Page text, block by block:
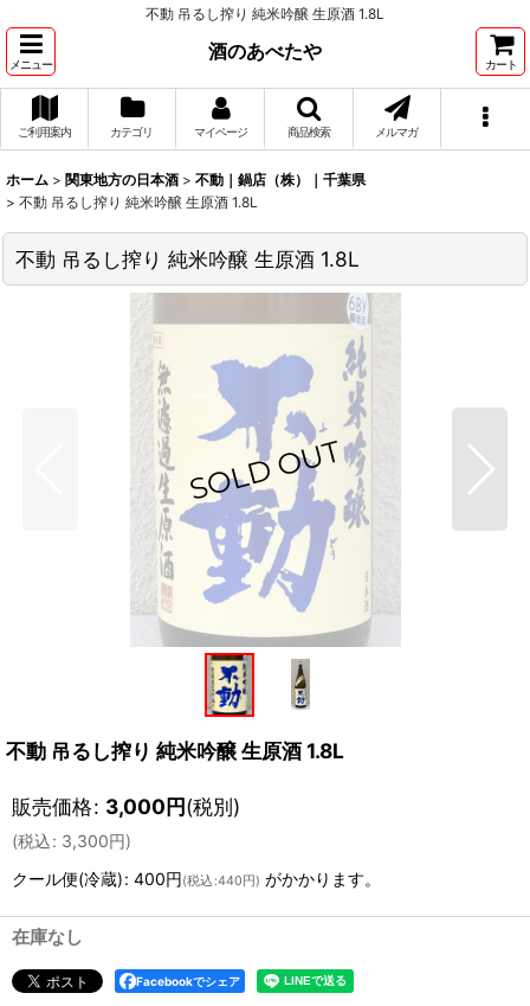
不動 吊るし搾り 純米吟醸 生原酒 1.8L
メニュー
酒のあべたや
カート
ご利用案内 カテゴリ マイページ 商品検索 メルマガ
ホーム > 関東地方の日本酒 > 不動｜鍋店（株）｜千葉県
> 不動 吊るし搾り 純米吟醸 生原酒 1.8L
不動 吊るし搾り 純米吟醸 生原酒 1.8L
不動 吊るし搾り 純米吟醸 生原酒 1.8L
販売価格: 3,000円(税別)
(税込: 3,300円)
クール便(冷蔵): 400円(税込 :440円) がかかります。
在庫なし
Facebookでシェア